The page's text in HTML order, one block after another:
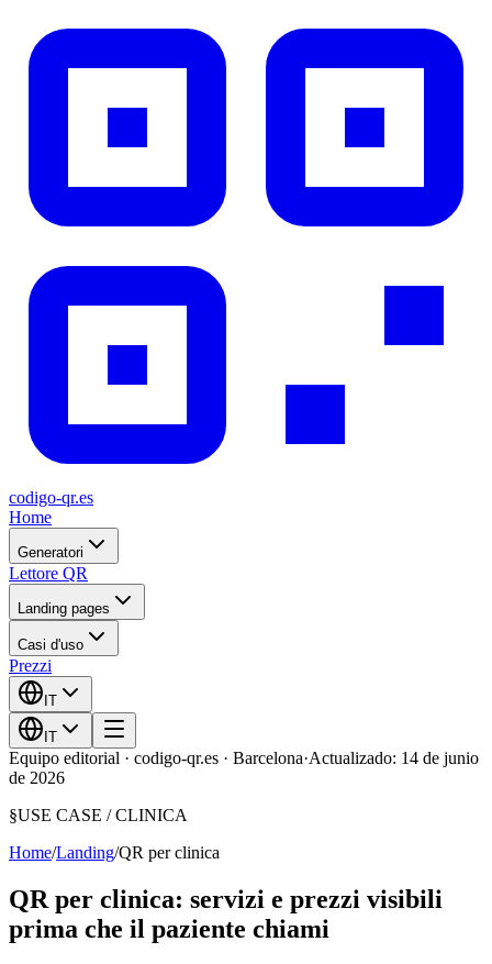
codigo-qr.es
Home
Generatori
Lettore QR
Landing pages
Casi d'uso
Prezzi
IT
IT
Equipo editorial · codigo-qr.es · Barcelona·Actualizado: 14 de junio
de 2026
§USE CASE /CLINICA
Home/Landing/QR per clinica
QR per clinica: servizi e prezzi visibili
prima che il paziente chiami